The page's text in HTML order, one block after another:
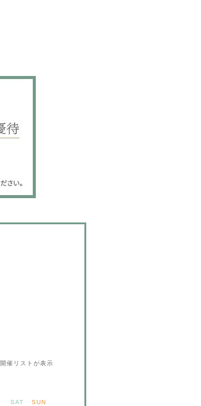
開催リストが表示
SAT SUN